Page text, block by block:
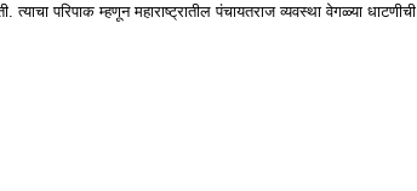
परिपाक म्हणून महाराष्ट्रातील पंचायतराज व्यवस्था वेगळ्या धाटणीची